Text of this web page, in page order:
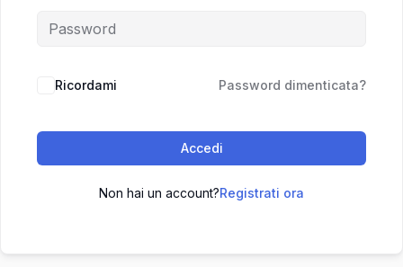
Ricordami Password dimenticata?
Accedi
Non hai un account?Registrati ora